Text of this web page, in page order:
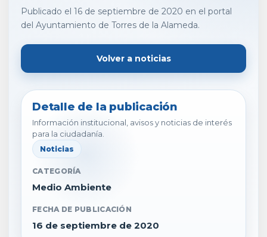
Publicado el 16 de septiembre de 2020 en el portal
del Ayuntamiento de Torres de la Alameda.
Volver a noticias
Detalle de la publicación
Información institucional, avisos y noticias de interés
para la ciudadanía.
Noticias
CATEGORÍA
Medio Ambiente
FECHA DE PUBLICACIÓN
16 de septiembre de 2020